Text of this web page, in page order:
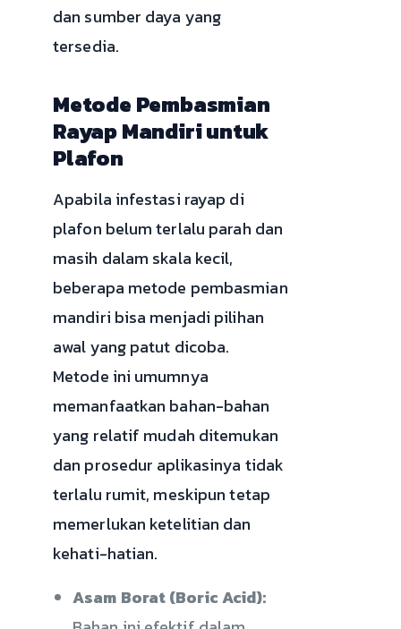
dan sumber daya yang
tersedia.
Metode Pembasmian
Rayap Mandiri untuk
Plafon
Apabila infestasi rayap di
plafon belum terlalu parah dan
masih dalam skala kecil,
beberapa metode pembasmian
mandiri bisa menjadi pilihan
awal yang patut dicoba.
Metode ini umumnya
memanfaatkan bahan-bahan
yang relatif mudah ditemukan
dan prosedur aplikasinya tidak
terlalu rumit, meskipun tetap
memerlukan ketelitian dan
kehati-hatian.
Asam Borat (Boric Acid):